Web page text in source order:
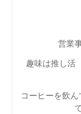
営業
趣味は推し活
コーヒーを飲